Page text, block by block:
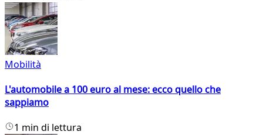
Mobilità
L'automobile a 100 euro al mese: ecco quello che
sappiamo
1 min di lettura